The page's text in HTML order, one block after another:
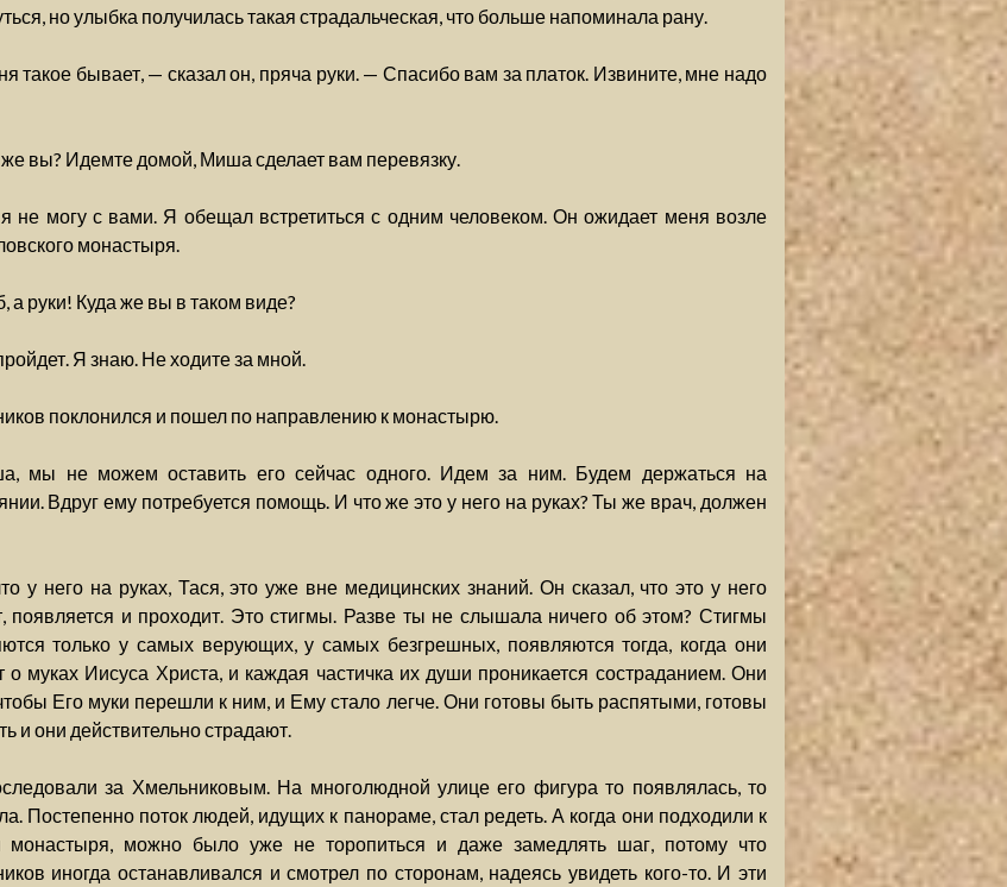
но улыбка получилась такая страдальческая, что больше напоминала рану.
такое бывает, — сказал он, пряча руки. — Спасибо вам за платок. Извините, мне надо
вы? Идемте домой, Миша сделает вам перевязку.
не могу с вами. Я обещал встретиться с одним человеком. Он ожидает меня возле
монастыря.
а руки! Куда же вы в таком виде?
Я знаю. Не ходите за мной.
поклонился и пошел по направлению к монастырю.
мы не можем оставить его сейчас одного. Идем за ним. Будем держаться на
Вдруг ему потребуется помощь. И что же это у него на руках? Ты же врач, должен
у него на руках, Тася, это уже вне медицинских знаний. Он сказал, что это у него
появляется и проходит. Это стигмы. Разве ты не слышала ничего об этом? Стигмы
только у самых верующих, у самых безгрешных, появляются тогда, когда они
о муках Иисуса Христа, и каждая частичка их души проникается состраданием. Они
Его муки перешли к ним, и Ему стало легче. Они готовы быть распятыми, готовы
и они действительно страдают.
за Хмельниковым. На многолюдной улице его фигура то появлялась, то
Постепенно поток людей, идущих к панораме, стал редеть. А когда они подходили к
монастыря, можно было уже не торопиться и даже замедлять шаг, потому что
иногда останавливался и смотрел по сторонам, надеясь увидеть кого-то. И эти